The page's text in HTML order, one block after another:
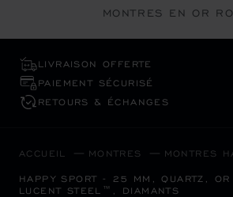
MONTRES EN OR
LIVRAISON OFFERTE
PAIEMENT SÉCURISÉ
RETOURS & ÉCHANGES
ACCUEIL MONTRES MONTRES
HAPPY SPORT - 25 MM, QUARTZ, OR
LUCENT STEEL™, DIAMANTS